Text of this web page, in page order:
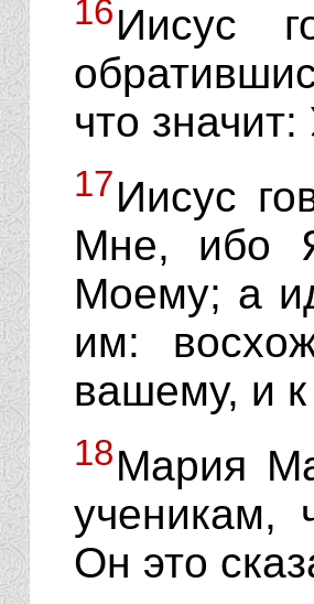
16Иисус
что
17Иисус
Мне, ибо
Моему; а
им:
вашему, и
18Мария
ученикам,
Он это